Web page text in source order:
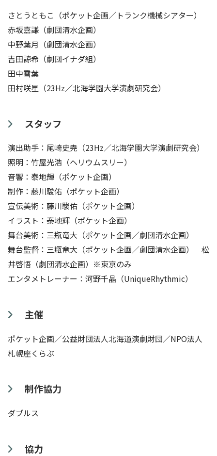
さとうともこ（ポケット企画／トランク機械シアター）
赤坂嘉謙（劇団清水企画）
中野葉月（劇団清水企画）
吉田諒希（劇団イナダ組）
田中雪葉
田村咲星（23Hz／北海学園大学演劇研究会）
スタッフ
演出助手：尾崎史尭（23Hz／北海学園大学演劇研究会）
照明：竹屋光浩（ヘリウムスリー）
音響：泰地輝（ポケット企画）
制作：藤川駿佑（ポケット企画）
宣伝美術：藤川駿佑（ポケット企画）
イラスト：泰地輝（ポケット企画）
舞台美術：三瓶竜大（ポケット企画／劇団清水企画）
舞台監督：三瓶竜大（ポケット企画／劇団清水企画） 松
井啓悟（劇団清水企画）※東京のみ
エンタメトレーナー：河野千晶（UniqueRhythmic）
主催
ポケット企画／公益財団法人北海道演劇財団／NPO法人
札幌座くらぶ
制作協力
ダブルス
協力